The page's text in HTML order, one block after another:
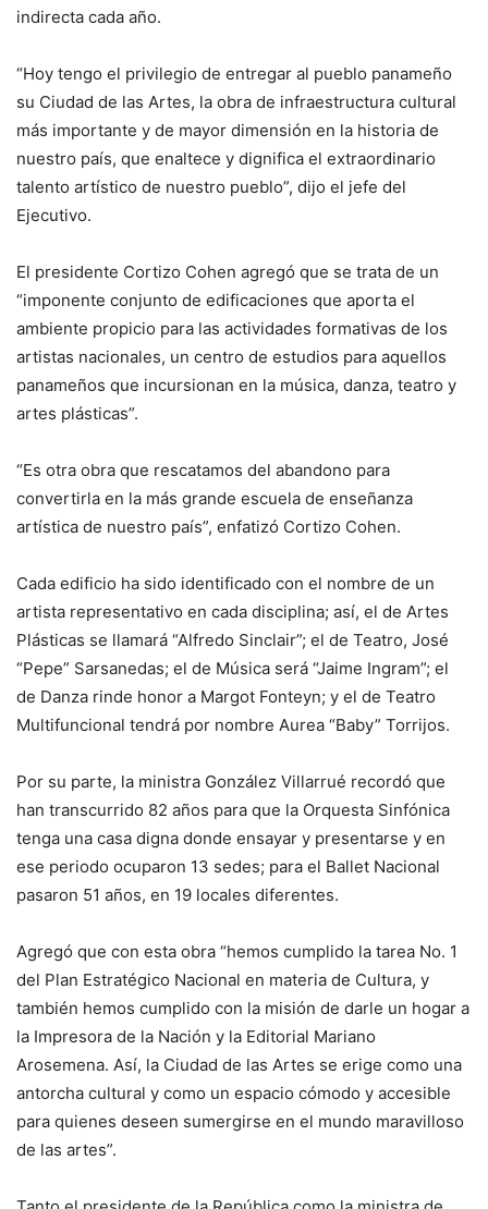
indirecta cada año.
“Hoy tengo el privilegio de entregar al pueblo panameño
su Ciudad de las Artes, la obra de infraestructura cultural
más importante y de mayor dimensión en la historia de
nuestro país, que enaltece y dignifica el extraordinario
talento artístico de nuestro pueblo”, dijo el jefe del
Ejecutivo.
El presidente Cortizo Cohen agregó que se trata de un
“imponente conjunto de edificaciones que aporta el
ambiente propicio para las actividades formativas de los
artistas nacionales, un centro de estudios para aquellos
panameños que incursionan en la música, danza, teatro y
artes plásticas”.
“Es otra obra que rescatamos del abandono para
convertirla en la más grande escuela de enseñanza
artística de nuestro país”, enfatizó Cortizo Cohen.
Cada edificio ha sido identificado con el nombre de un
artista representativo en cada disciplina; así, el de Artes
Plásticas se llamará “Alfredo Sinclair”; el de Teatro, José
“Pepe” Sarsanedas; el de Música será “Jaime Ingram”; el
de Danza rinde honor a Margot Fonteyn; y el de Teatro
Multifuncional tendrá por nombre Aurea “Baby” Torrijos.
Por su parte, la ministra González Villarrué recordó que
han transcurrido 82 años para que la Orquesta Sinfónica
tenga una casa digna donde ensayar y presentarse y en
ese periodo ocuparon 13 sedes; para el Ballet Nacional
pasaron 51 años, en 19 locales diferentes.
Agregó que con esta obra “hemos cumplido la tarea No. 1
del Plan Estratégico Nacional en materia de Cultura, y
también hemos cumplido con la misión de darle un hogar a
la Impresora de la Nación y la Editorial Mariano
Arosemena. Así, la Ciudad de las Artes se erige como una
antorcha cultural y como un espacio cómodo y accesible
para quienes deseen sumergirse en el mundo maravilloso
de las artes”.